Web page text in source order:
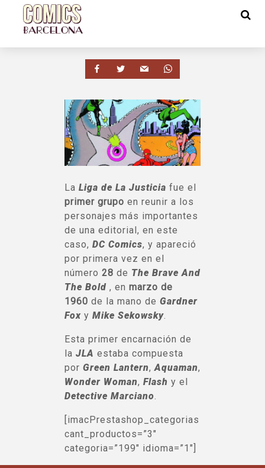
La Liga de La Justicia fue el
primer grupo en reunir a los
personajes más importantes
de una editorial, en este
caso, DC Comics, y apareció
por primera vez en el
número 28 de The Brave And
The Bold , en marzo de
1960 de la mano de Gardner
Fox y Mike Sekowsky.
Esta primer encarnación de
la JLA estaba compuesta
por Green Lantern,Aquaman,
Wonder Woman, Flash y el
Detective Marciano.
[imacPrestashop_categorias
cant_productos=”3″
categoria=”199″ idioma=”1″]